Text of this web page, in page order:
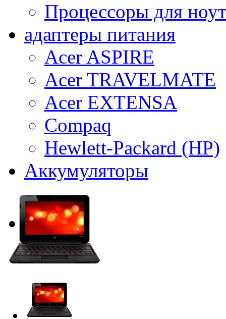
Процессоры для
адаптеры питания
Acer ASPIRE
Acer TRAVELMATE
Acer EXTENSA
Compaq
Hewlett-Packard (HP)
Аккумуляторы